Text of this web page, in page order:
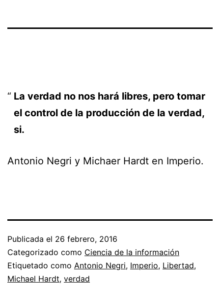
La verdad no nos hará libres, pero tomar
el control de la producción de la verdad,
si.
Antonio Negri y Michaer Hardt en Imperio.
Publicada el 26 febrero, 2016
Categorizado como Ciencia de la información
Etiquetado como Antonio Negri, Imperio, Libertad,
Michael Hardt, verdad